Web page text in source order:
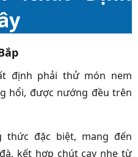
định phải thử món nem
hổi, được nướng đều trên
thức đặc biệt, mang đến
kết hợp chút cay nhẹ từ